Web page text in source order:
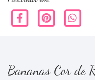
Bananas Cor de